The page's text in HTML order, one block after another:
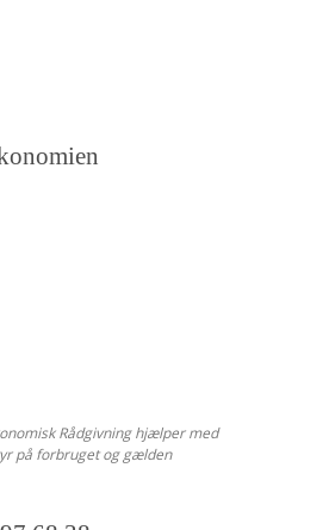
Rådgivning hjælper med
på forbruget og gælden